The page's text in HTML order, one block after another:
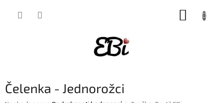
Čelenka - Jednorožci